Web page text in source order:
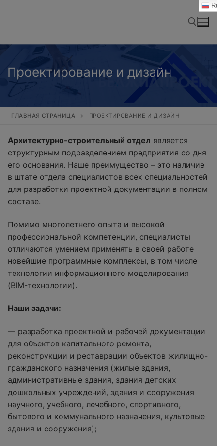
Проектирование и дизайн
ГЛАВНАЯ СТРАНИЦА ПРОЕКТИРОВАНИЕ И ДИЗАЙН
Архитектурно-строительный отдел является
структурным подразделением предприятия со дня
его основания. Наше преимущество – это наличие
в штате отдела специалистов всех специальностей
для разработки проектной документации в полном
составе.
Помимо многолетнего опыта и высокой
профессиональной компетенции, специалисты
отличаются умением применять в своей работе
новейшие программные комплексы, в том числе
технологии информационного моделирования
(BIM-технологии).
Наши задачи:
— разработка проектной и рабочей документации
для объектов капитального ремонта,
реконструкции и реставрации объектов жилищно-
гражданского назначения (жилые здания,
административные здания, здания детских
дошкольных учреждений, здания и сооружения
научного, учебного, лечебного, спортивного,
бытового и коммунального назначения, культовые
здания и сооружения);